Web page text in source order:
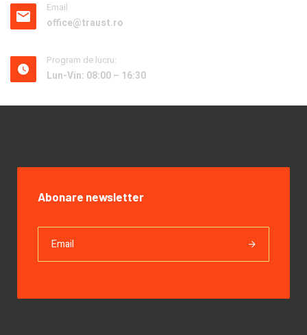
Email
office@traust.ro
Program de lucru:
Lun-Vin: 08:00 – 16:30
Abonare newsletter